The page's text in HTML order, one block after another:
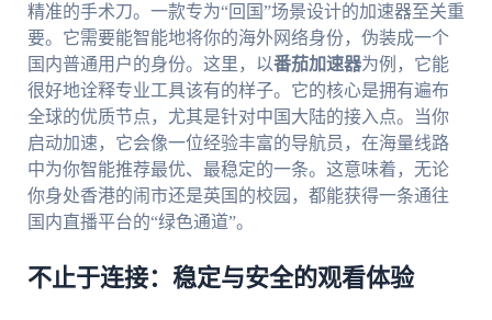
精准的手术刀。一款专为“回国”场景设计的加速器至关重
要。它需要能智能地将你的海外网络身份，伪装成一个
国内普通用户的身份。这里，以番茄加速器为例，它能
很好地诠释专业工具该有的样子。它的核心是拥有遍布
全球的优质节点，尤其是针对中国大陆的接入点。当你
启动加速，它会像一位经验丰富的导航员，在海量线路
中为你智能推荐最优、最稳定的一条。这意味着，无论
你身处香港的闹市还是英国的校园，都能获得一条通往
国内直播平台的“绿色通道”。
不止于连接：稳定与安全的观看体验